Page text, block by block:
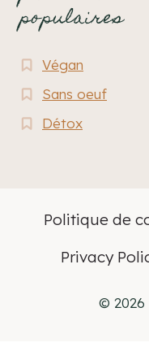
populaires
Végan
Sans oeuf
Détox
Politique de
Privacy
© 2026